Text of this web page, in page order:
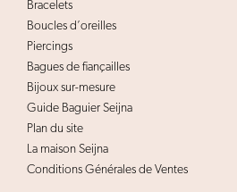
Bracelets
Boucles d’oreilles
Piercings
Bagues de fiançailles
Bijoux sur-mesure
Guide Baguier Seijna
Plan du site
La maison Seijna
Conditions Générales de Ventes